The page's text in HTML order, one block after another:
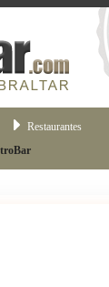
Restaurantes
PERDISTE!